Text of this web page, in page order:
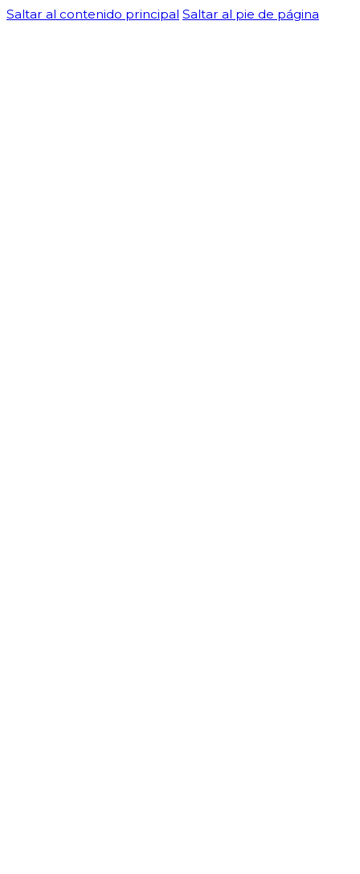
Saltar al contenido principal Saltar al pie de página